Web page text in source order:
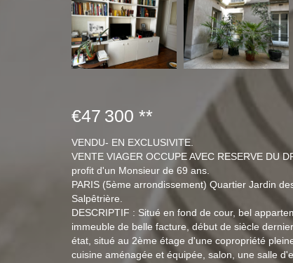
€47 300 **
VENDU- EN EXCLUSIVITE.
VENTE VIAGER OCCUPE AVEC RESERVE DU
profit d'un Monsieur de 69 ans.
PARIS (5ème arrondissement) Quartier Jardin
Salpêtrière.
DESCRIPTIF : Situé en fond de cour, bel
immeuble de belle facture, début de siècle
état, situé au 2ème étage d'une copropriété
cuisine aménagée et équipée, salon, une salle